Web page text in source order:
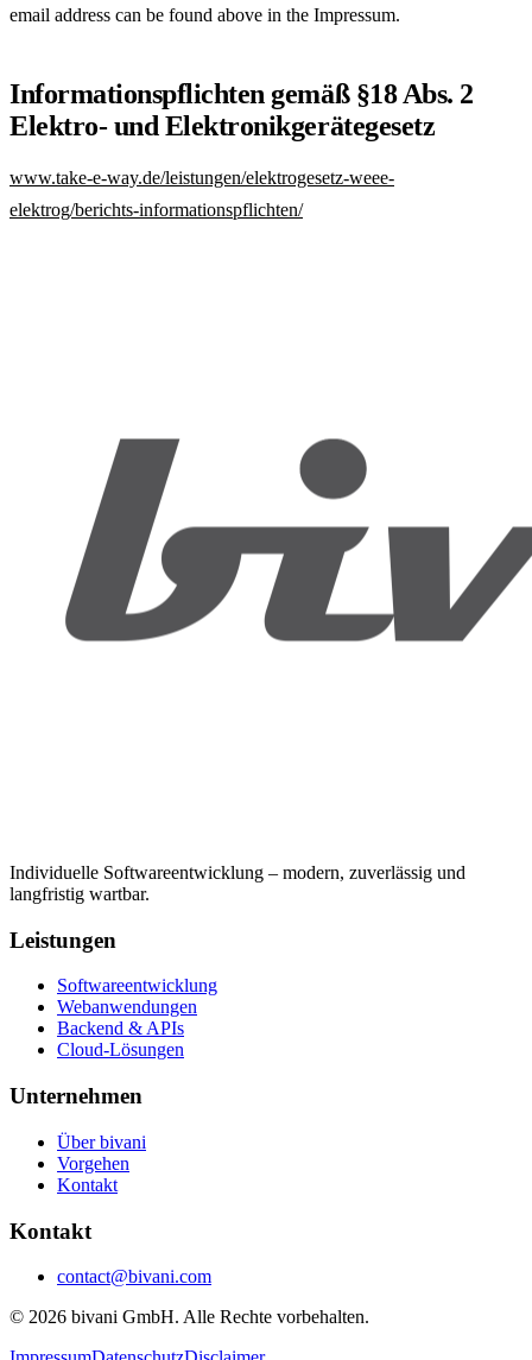
email address can be found above in the Impressum.
Informationspflichten gemäß §18 Abs. 2
Elektro- und Elektronikgerätegesetz
www.take-e-way.de/leistungen/elektrogesetz-weee-
elektrog/berichts-informationspflichten/
Individuelle Softwareentwicklung – modern, zuverlässig und
langfristig wartbar.
Leistungen
Softwareentwicklung
Webanwendungen
Backend & APIs
Cloud-Lösungen
Unternehmen
Über bivani
Vorgehen
Kontakt
Kontakt
contact@bivani.com
© 2026 bivani GmbH. Alle Rechte vorbehalten.